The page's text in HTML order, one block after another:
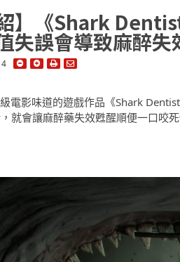
紹】《Shark
失誤會導致麻醉失
電影味道的遊戲作品《Shark
就會讓麻醉藥失效甦醒順便一口咬